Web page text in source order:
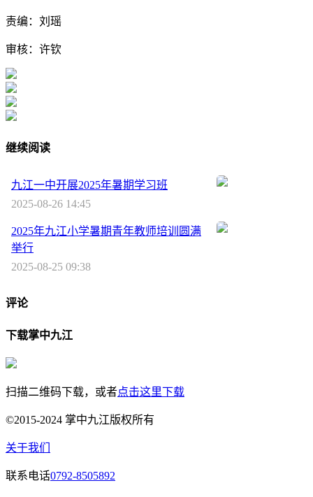
责编：刘瑶
审核：许钦
继续阅读
九江一中开展2025年暑期学习班
2025-08-26 14:45
2025年九江小学暑期青年教师培训圆满
举行
2025-08-25 09:38
评论
下载掌中九江
扫描二维码下载，或者点击这里下载
©2015-2024 掌中九江版权所有
关于我们
联系电话0792-8505892